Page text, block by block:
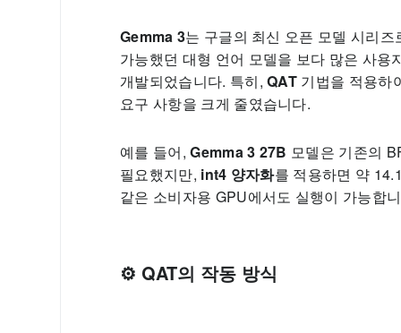
Gemma 3는 구글의 최신 오픈 모델 시리
가능했던 대형 언어 모델을 보다 많은 사용
개발되었습니다. 특히,QAT 기법을 적용하
요구 사항을 크게 줄였습니다.
예를 들어,Gemma 3 27B 모델은 기존의
필요했지만, int4 양자화를 적용하면 약
같은 소비자용 GPU에서도 실행이 가능합
⚙️ QAT의 작동 방식